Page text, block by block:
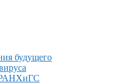
будущего
РАНХиГС